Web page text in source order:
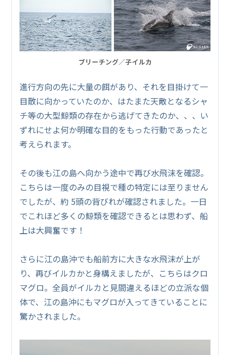
ブリーチング／子イルカ
進行方向の先に大量の餌があり、それを目掛けて一
目散に向かっていたのか、はたまた天敵となるシャ
チ等の大型鯨類の存在から逃げてきたのか、、、い
ずれにせよ何か明確な目的をもった行動であったと
考えられます。
その後も江の島へ向かう途中で再び水飛沫を確認。
こちらは一度のみの目視で種の特定には至りません
でしたが、約 5頭の背びれが確認されました。一日
でこれほど多くの鯨類を確認できるとは思わず、船
上は大興奮です！
さらに江の島沖でも船前方に大きな水飛沫が上が
り、再びイルカかと身構えましたが、こちらはクロ
マグロ。全員がイルカと見間違えるほどの立派な個
体で、江の島沖にもマグロが入ってきていることに
驚かされました。